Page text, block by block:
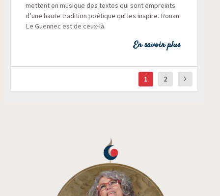
mettent en musique des textes qui sont empreints
d’une haute tra­di­tion poé­tique qui les ins­pire. Ronan
Le Guen­nec est de ceux-là.
En savoir plus
1 2